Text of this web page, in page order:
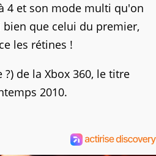
4 et son mode multi qu'on
que celui du premier,
les rétines !
de la Xbox 360, le titre
2010.